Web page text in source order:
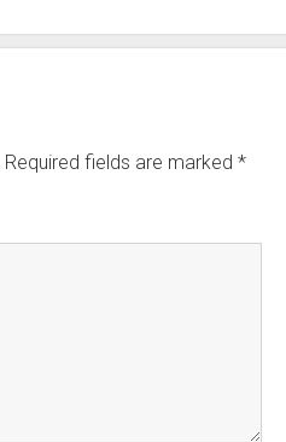
Required fields are marked *